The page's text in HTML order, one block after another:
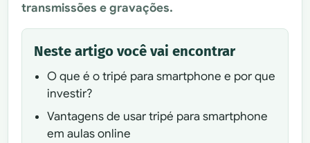
transmissões e gravações.
Neste artigo você vai encontrar
O que é o tripé para smartphone e por que
investir?
Vantagens de usar tripé para smartphone
em aulas online